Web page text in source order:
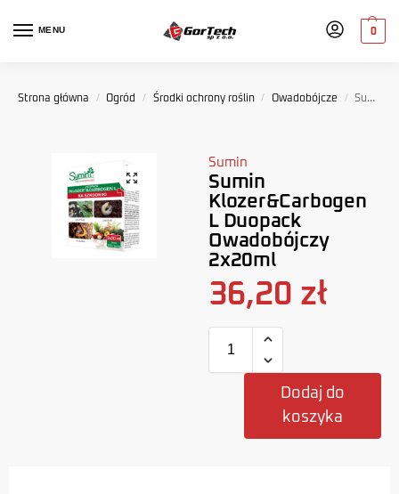
MENU 0
Strona główna / Ogród / Środki ochrony roślin / Owadobójcze / Sumin Klozer&Carbogen L Duopack Owadobójczy 2x20ml
Sumin
Sumin
Klozer&Carbogen
L Duopack
Owadobójczy
2x20ml
36,20 zł
Dodaj do
koszyka